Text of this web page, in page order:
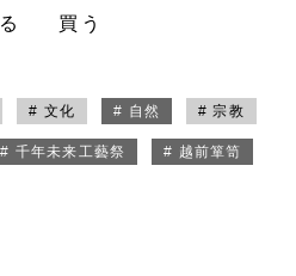
買う
# 文化 # 自然 # 宗教
# 千年未来工藝祭 # 越前箪笥